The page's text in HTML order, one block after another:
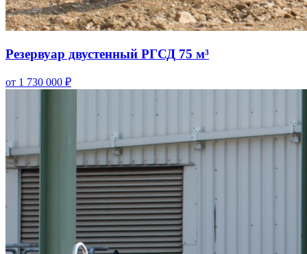
Резервуар двустенный РГСД 75 м³
от 1 730 000 ₽